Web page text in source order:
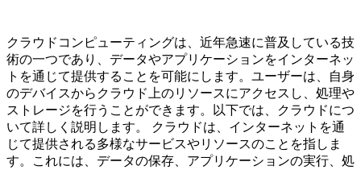
クラウドコンピューティングは、近年急速に普及している技
術の一つであり、データやアプリケーションをインターネッ
トを通じて提供することを可能にします。ユーザーは、自身
のデバイスからクラウド上のリソースにアクセスし、処理や
ストレージを行うことができます。以下では、クラウドにつ
いて詳しく説明します。 クラウドは、インターネットを通
じて提供される多様なサービスやリソースのことを指しま
す。これには、データの保存、アプリケーションの実行、処